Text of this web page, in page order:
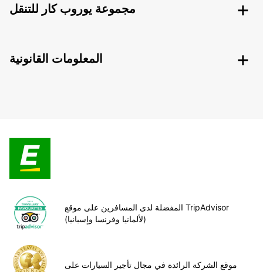
مجموعة يوروب كار للتنقل
المعلومات القانونية
المفضلة لدى المسافرين على موقع TripAdvisor
(لألمانيا وفرنسا وإسبانيا)
موقع الشركة الرائدة في مجال تأجير السيارات على